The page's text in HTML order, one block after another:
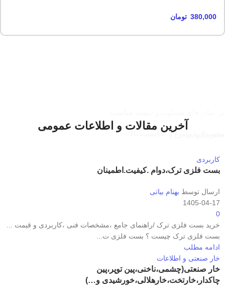
380,000 تومان
محصولات متنوع و باکیفیت بالا
تبریز ژاپن چین
مشاهده محصولات
آخرین مقالات و اطلاعات عمومی
کاربردی
بست فلزی ترک،دوام .کیفیت.اطمینان
ارسال توسط بهنام بیاتی
1405-04-17
0
خرید بست فلزی ترک /راهنمای جامع ،مشخصات فنی ،کاربردی و قیمت ...
بست فلزی ترک چیست ؟ بست فلزی ت...
ادامه مطلب
خار صنعتی و اطلاعات
خار صنعتی(چشمی،ناخنی،پین توپر،پین
چاکدار،خارتخت،خارهلالی،خورشیدی و…)